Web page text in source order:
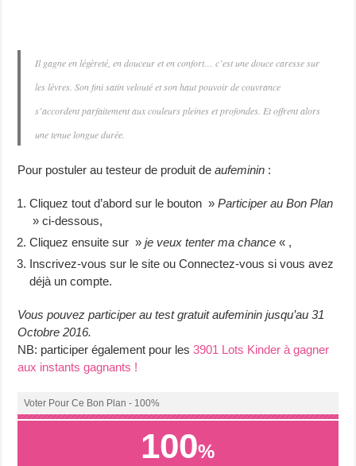
Il gagne en légèreté, en douceur et en confort… c’est une douce caresse sur
les lèvres. Son fini satin velouté et son haut pouvoir de couvrance
s’accordent parfaitement aux couleurs pleines et profondes. Et offrent alors
une tenue longue durée.
Pour postuler au testeur de produit deaufeminin :
Cliquez tout d’abord sur le bouton »Participer au Bon Plan
» ci-dessous,
Cliquez ensuite sur »je veux tenter ma chance « ,
Inscrivez-vous sur le site ou Connectez-vous si vous avez
déjà un compte.
Vous pouvez participer au test gratuit aufeminin jusqu’au 31
Octobre 2016.
NB: participer également pour les3901 Lots Kinder à gagner
aux instants gagnants !
Voter Pour Ce Bon Plan - 100%
100%